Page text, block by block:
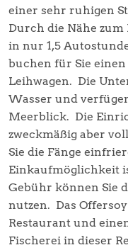
einer sehr ruhigen
Durch die Nähe zum
in nur 1,5
buchen für Sie
Leihwagen. Die
Wasser und
Meerblick. Die
zweckmäßig aber
Sie die Fänge
Einkaufmöglichkeit
Gebühr können Sie
nutzen. Das
Restaurant und
Fischerei in dieser